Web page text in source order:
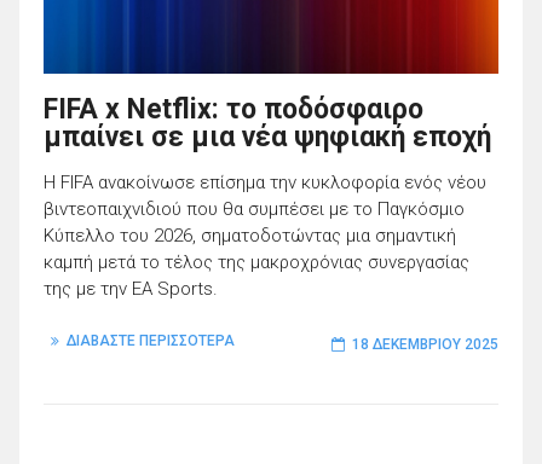
FIFA x Netflix: το ποδόσφαιρο
μπαίνει σε μια νέα ψηφιακή εποχή
Η FIFA ανακοίνωσε επίσημα την κυκλοφορία ενός νέου
βιντεοπαιχνιδιού που θα συμπέσει με το Παγκόσμιο
Κύπελλο του 2026, σηματοδοτώντας μια σημαντική
καμπή μετά το τέλος της μακροχρόνιας συνεργασίας
της με την EA Sports.
ΔΙΑΒΑΣΤΕ ΠΕΡΙΣΣΟΤΕΡΑ 18 ΔΕΚΕΜΒΡΊΟΥ 2025